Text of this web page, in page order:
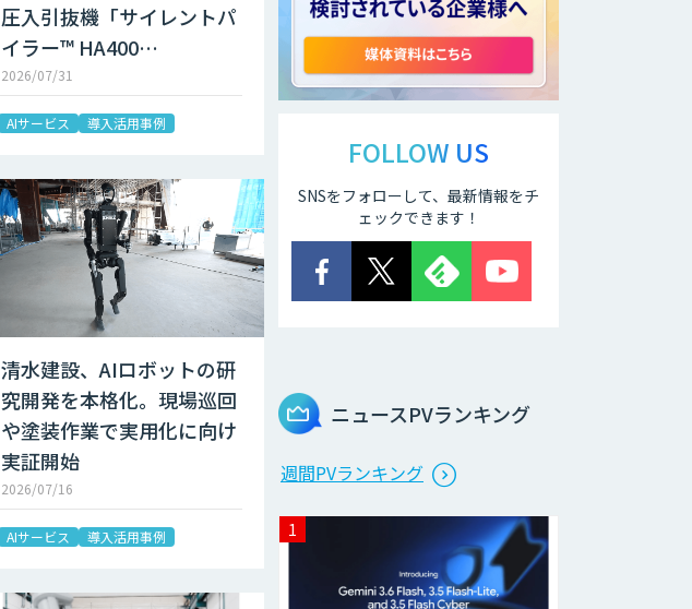
圧入引抜機「サイレントパ
イラー™ HA400…
2026/07/31
AIサービス 導入活用事例
清水建設、AIロボットの研
究開発を本格化。現場巡回
や塗装作業で実用化に向け
実証開始
2026/07/16
AIサービス 導入活用事例
FOLLOW US
SNSをフォローして、最新情報をチ
ェックできます！
ニュースPVランキング
週間PVランキング